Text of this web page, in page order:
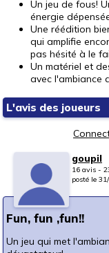
Un jeu de fous!
énergie
Une réédition
qui amplifie
pas hésité à le
Un matériel et
avec l'ambiance
L'avis des joueurs
goupil
16 avis -
posté le
Fun, fun ,fun!!
Un jeu qui met